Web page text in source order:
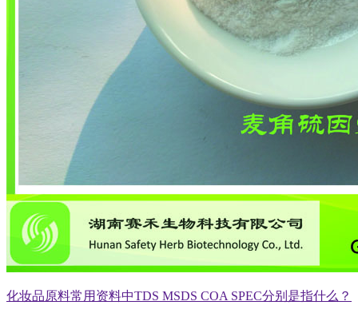
化妆品原料常用资料中TDS MSDS COA SPEC分别是指什么？